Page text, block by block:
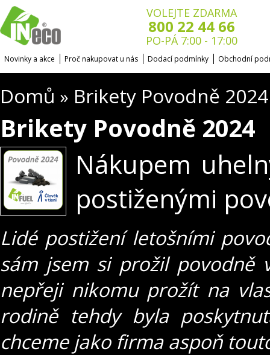
VOLEJTE ZDARMA
800 22 44 66
PO-PÁ 7:00 - 17:00
Novinky a akce Proč nakupovat u nás Dodací podmínky Obchodní
Domů » Brikety Povodně 2024
Brikety Povodně 2024
Nákupem
postiženými
Lidé postižení letošními
sám jsem si prožil povodně
nepřeji nikomu prožít na
rodině tehdy byla
chceme jako firma aspoň